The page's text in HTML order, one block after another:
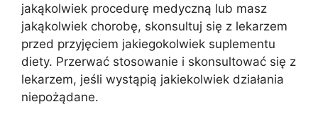
jakąkolwiek procedurę medyczną lub masz
jakąkolwiek chorobę, skonsultuj się z lekarzem
przed przyjęciem jakiegokolwiek suplementu
diety. Przerwać stosowanie i skonsultować się z
lekarzem, jeśli wystąpią jakiekolwiek działania
niepożądane.